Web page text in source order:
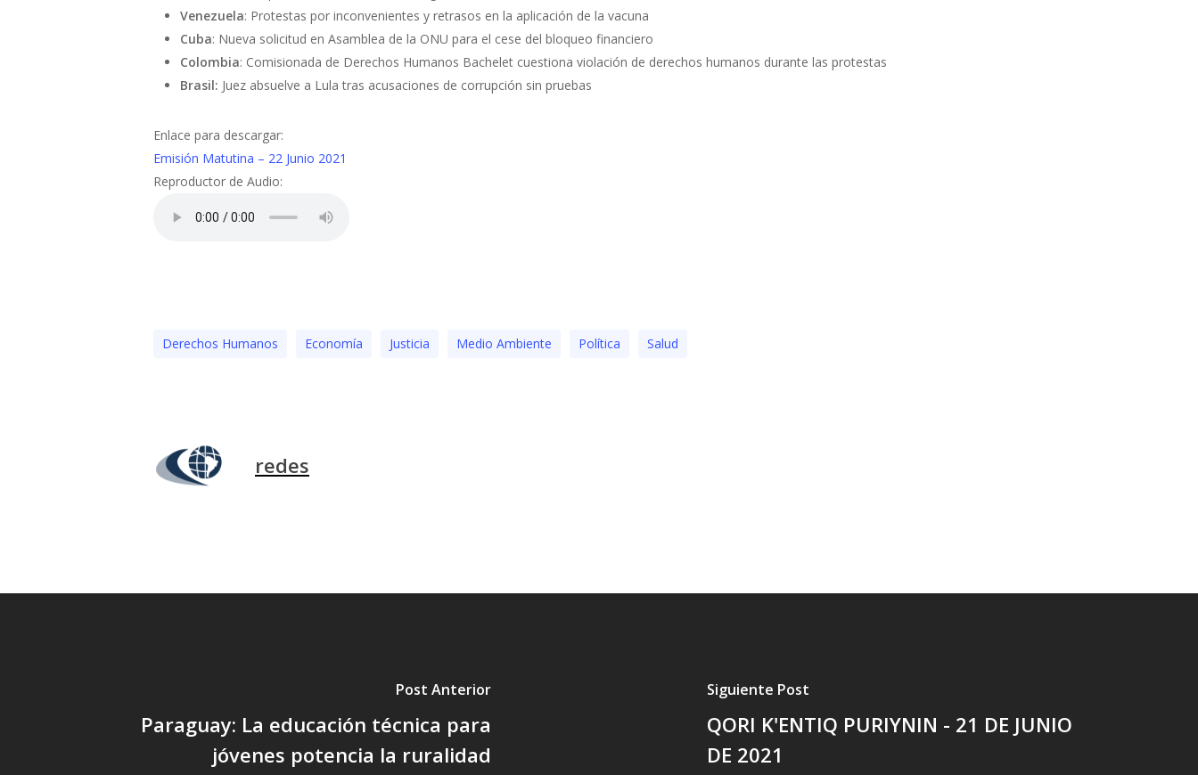
Venezuela: Protestas por inconvenientes y retrasos en la aplicación de la vacuna
Cuba: Nueva solicitud en Asamblea de la ONU para el cese del bloqueo financiero
Colombia: Comisionada de Derechos Humanos Bachelet cuestiona violación de derechos humanos durante las protestas
Brasil: Juez absuelve a Lula tras acusaciones de corrupción sin pruebas
Enlace para descargar:
Emisión Matutina – 22 Junio 2021
Reproductor de Audio:
Derechos Humanos Economía Justicia Medio Ambiente Polí­tica Salud
redes
Post Anterior
Paraguay: La educación técnica para
jóvenes potencia la ruralidad
Siguiente Post
QORI K'ENTIQ PURIYNIN - 21 DE JUNIO
DE 2021